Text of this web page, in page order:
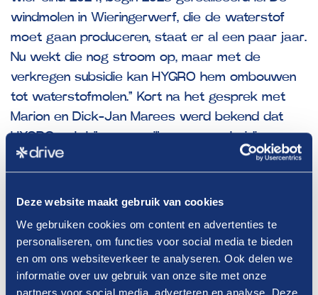
Deze website maakt gebruik van cookies
We gebruiken cookies om content en advertenties te
personaliseren, om functies voor social media te bieden
en om ons websiteverkeer te analyseren. Ook delen we
informatie over uw gebruik van onze site met onze
partners voor social media, adverteren en analyse. Deze
windmolen in Wieringerwerf, die de waterstof
moet gaan produceren, staat er al een paar jaar.
Nu wekt die nog stroom op, maar met de
verkregen subsidie kan HYGRO hem ombouwen
tot waterstofmolen.” Kort na het gesprek met
Marion en Dick-Jan Marees werd bekend dat
HYGRO ook bijna een miljoen euro subsidie voor
het project ontvangt van de Regio Deal Maritiem
Cluster Kop van Noord-Holland.
Bloemenveiling
Buiten ‘Van wind tot wiel’ heeft AVIA Marees ook
nog andere plannen met waterstof. Dick-Jan:
“Vorige maand openden we in Aalsmeer ons